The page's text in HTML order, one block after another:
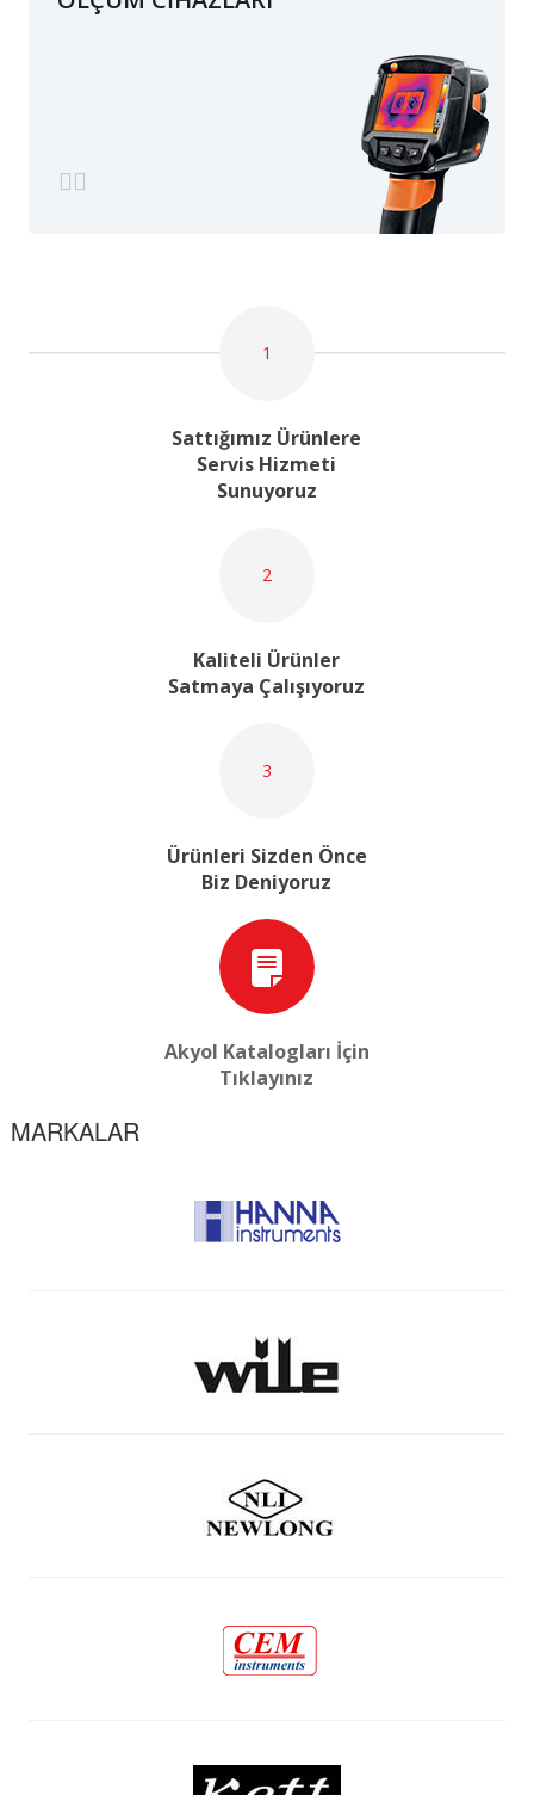
1
Sattığımız Ürünlere
Servis Hizmeti
Sunuyoruz
2
Kaliteli Ürünler
Satmaya Çalışıyoruz
3
Ürünleri Sizden Önce
Biz Deniyoruz
Akyol Katalogları İçin
Tıklayınız
MARKALAR